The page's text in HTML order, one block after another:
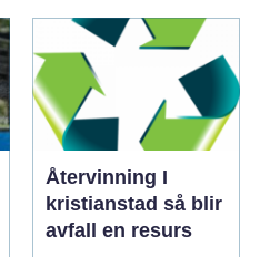
Återvinning I
kristianstad så blir
avfall en resurs